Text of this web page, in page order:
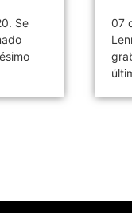
Se
07